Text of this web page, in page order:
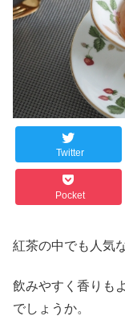
Twitter
Pocket
紅茶の中でも人気
飲みやすく香りも
でしょうか。